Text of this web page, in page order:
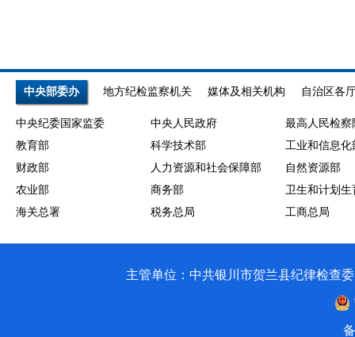
中央部委办 地方纪检监察机关 媒体及相关机构 自治区各
中央纪委国家监委 中央人民政府
最高人民检察
教育部
科学技术部
工业和信息化
财政部
人力资源和社会保障部
自然资源部
农业部
商务部
卫生和计划生
海关总署
税务总局 工商总局
主管单位：中共银川市贺兰县纪律检查